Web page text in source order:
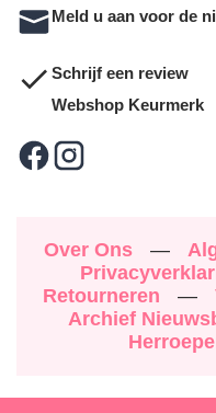
Meld u aan voor de
Schrijf een review
Webshop Keurmerk
Over Ons —
Retourneren
—
Archief